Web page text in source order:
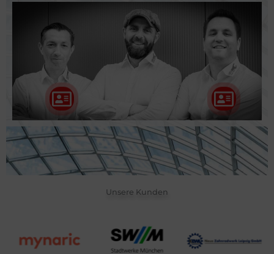
Unsere Kunden